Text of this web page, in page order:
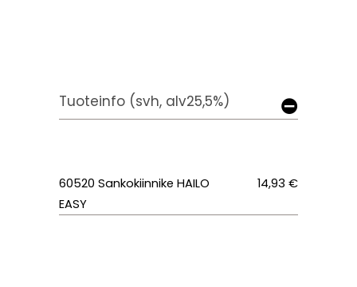
Tuoteinfo (svh, alv25,5%)
60520 Sankokiinnike HAILO
EASY
14,93 €